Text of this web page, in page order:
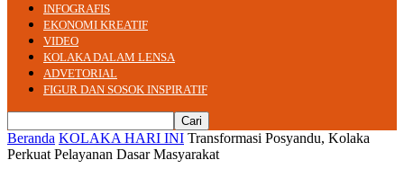
INFOGRAFIS
EKONOMI KREATIF
VIDEO
KOLAKA DALAM LENSA
ADVETORIAL
FIGUR DAN SOSOK INSPIRATIF
Beranda KOLAKA HARI INI Transformasi Posyandu, Kolaka
Perkuat Pelayanan Dasar Masyarakat